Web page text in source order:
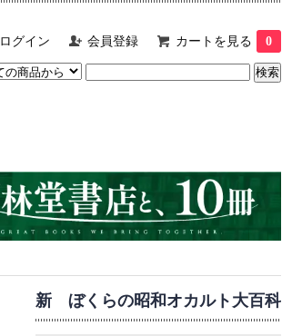
ログイン 会員登録 カートを見る 0
新 ぼくらの昭和オカルト大百科